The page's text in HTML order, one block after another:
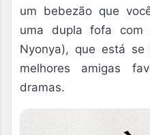
um bebezão que
uma dupla fofa com
Nyonya), que está
melhores amigas
dramas.